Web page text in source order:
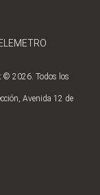
© 2026. Todos los
Avenida 12 de